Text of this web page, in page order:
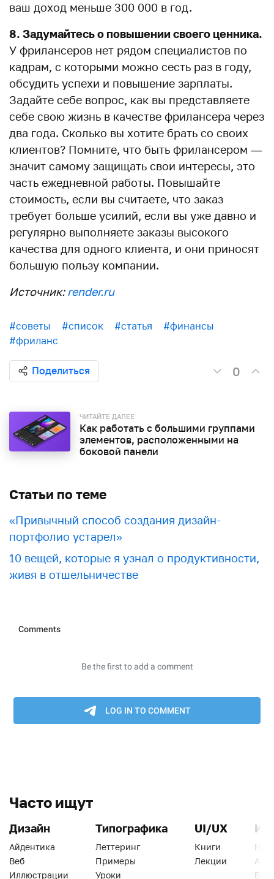
ваш доход меньше 300 000 в год.
8. Задумайтесь о повышении своего ценника.
У фрилансеров нет рядом специалистов по
кадрам, с которыми можно сесть раз в году,
обсудить успехи и повышение зарплаты.
Задайте себе вопрос, как вы представляете
себе свою жизнь в качестве фрилансера через
два года. Сколько вы хотите брать со своих
клиентов? Помните, что быть фрилансером —
значит самому защищать свои интересы, это
часть ежедневной работы. Повышайте
стоимость, если вы считаете, что заказ
требует больше усилий, если вы уже давно и
регулярно выполняете заказы высокого
качества для одного клиента, и они приносят
большую пользу компании.
Источник:render.ru
#советы #список #статья
#финансы
#фриланс
Поделиться 0
ЧИТАЙТЕ ДАЛЕЕ
Как работать с большими группами
элементов, расположенными на
боковой панели
Статьи по теме
«Привычный способ создания дизайн-
портфолио устарел»
10 вещей, которые я узнал о продуктивности,
живя в отшельничестве
Часто ищут
Дизайн
Айдентика
Веб
Иллюстрации
Типографика
Леттеринг
Примеры
Уроки
UI/UX
Книги
Лекции
Веб